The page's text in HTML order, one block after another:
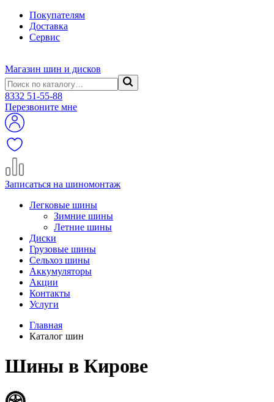
Покупателям
Доставка
Сервис
Магазин шин и дисков
8332 51-55-88
Перезвоните мне
Записаться на шиномонтаж
Легковые шины
Зимние шины
Летние шины
Диски
Грузовые шины
Сельхоз шины
Аккумуляторы
Акции
Контакты
Услуги
Главная
Каталог шин
Шины в Кирове